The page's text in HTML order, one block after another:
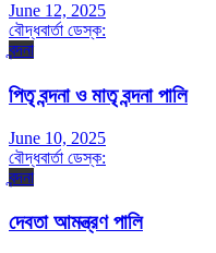
June 12, 2025
বৌদ্ধবার্তা ডেস্ক:
বন্দনা
পিতৃ বন্দনা ও মাতৃ বন্দনা পালি
June 10, 2025
বৌদ্ধবার্তা ডেস্ক:
বন্দনা
দেবতা আমন্ত্রণ পালি